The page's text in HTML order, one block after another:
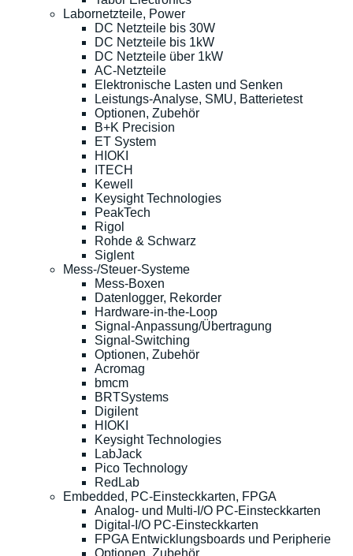
Labornetzteile, Power
DC Netzteile bis 30W
DC Netzteile bis 1kW
DC Netzteile über 1kW
AC-Netzteile
Elektronische Lasten und Senken
Leistungs-Analyse, SMU, Batterietest
Optionen, Zubehör
B+K Precision
ET System
HIOKI
ITECH
Kewell
Keysight Technologies
PeakTech
Rigol
Rohde & Schwarz
Siglent
Mess-/Steuer-Systeme
Mess-Boxen
Datenlogger, Rekorder
Hardware-in-the-Loop
Signal-Anpassung/Übertragung
Signal-Switching
Optionen, Zubehör
Acromag
bmcm
BRTSystems
Digilent
HIOKI
Keysight Technologies
LabJack
Pico Technology
RedLab
Embedded, PC-Einsteckkarten, FPGA
Analog- und Multi-I/O PC-Einsteckkarten
Digital-I/O PC-Einsteckkarten
FPGA Entwicklungsboards und Peripherie
Optionen, Zubehör